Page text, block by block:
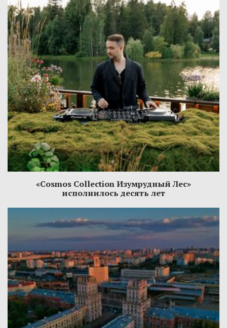
«Cosmos Collection Изумрудный Лес»
исполнилось десять лет